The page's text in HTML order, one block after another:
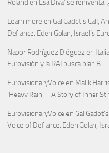
Roland en Esa Diva’ se
Learn more en Gal Gadot’s Call,
Defiance: Eden Golan, Israel’s
Nabor Rodríguez Diéguez en
Eurovisión y la RAI busca plan B
EurovisionaryVoice en Malik
‘Heavy Rain’ – A Story of Inner
EurovisionaryVoice en Gal
Voice of Defiance: Eden Golan,